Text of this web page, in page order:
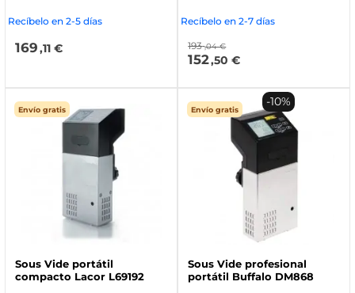
Recíbelo en 2-5 días
169,11 €
Recíbelo en 2-7 días
193 ,04 €
152,50 €
Envío gratis
Sous Vide portátil
compacto Lacor L69192
Envío gratis
Sous Vide profesional
portátil Buffalo DM868
-10%